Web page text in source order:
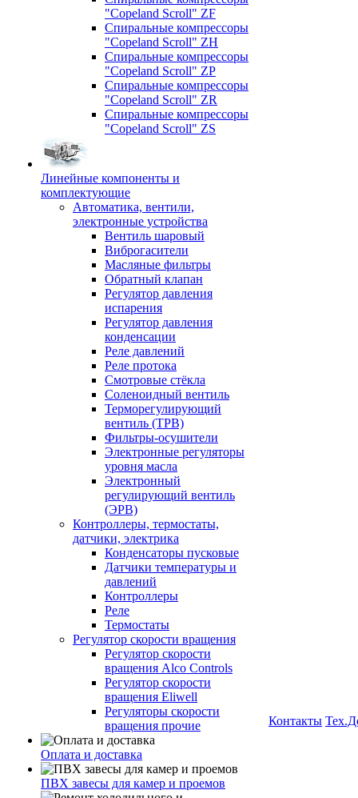
"Copeland Scroll" ZF
Спиральные компрессоры
"Copeland Scroll" ZH
Спиральные компрессоры
"Copeland Scroll" ZP
Спиральные компрессоры
"Copeland Scroll" ZR
Спиральные компрессоры
"Copeland Scroll" ZS
Линейные компоненты и
комплектующие
Автоматика, вентили,
электронные устройства
Вентиль шаровый
Виброгасители
Масляные фильтры
Обратный клапан
Регулятор давления
испарения
Регулятор давления
конденсации
Реле давлений
Реле протока
Смотровые стёкла
Соленоидный вентиль
Терморегулирующий
вентиль (ТРВ)
Фильтры-осушители
Электронные регуляторы
уровня масла
Электронный
регулирующий вентиль
(ЭРВ)
Контроллеры, термостаты,
датчики, электрика
Конденсаторы пусковые
Датчики температуры и
давлений
Контроллеры
Реле
Термостаты
Регулятор скорости вращения
Регулятор скорости
вращения Alco Controls
Регулятор скорости
вращения Eliwell
Регуляторы скорости
вращения прочие
Оплата и доставка
ПВХ завесы для камер и проемов
Контакты